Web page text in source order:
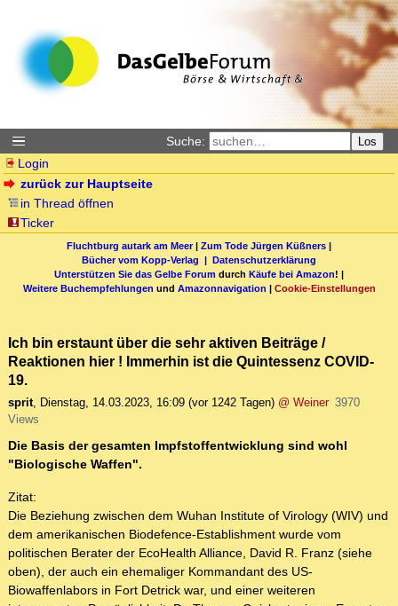
Suche: Los
Login
zurück zur Hauptseite
in Thread öffnen
Ticker
Fluchtburg autark am Meer| Zum Tode Jürgen Küßners |
Bücher vom Kopp-Verlag | Datenschutzerklärung
Unterstützen Sie das Gelbe Forum durch Käufe bei Amazon! |
Weitere Buchempfehlungen und Amazonnavigation | Cookie-Einstellungen
Ich bin erstaunt über die sehr aktiven Beiträge /
Reaktionen hier ! Immerhin ist die Quintessenz COVID-
19.
sprit, Dienstag, 14.03.2023, 16:09 (vor 1242 Tagen) @ Weiner 3970
Views
Die Basis der gesamten Impfstoffentwicklung sind wohl
"Biologische Waffen".
Zitat:
Die Beziehung zwischen dem Wuhan Institute of Virology (WIV) und
dem amerikanischen Biodefence-Establishment wurde vom
politischen Berater der EcoHealth Alliance, David R. Franz (siehe
oben), der auch ein ehemaliger Kommandant des US-
Biowaffenlabors in Fort Detrick war, und einer weiteren